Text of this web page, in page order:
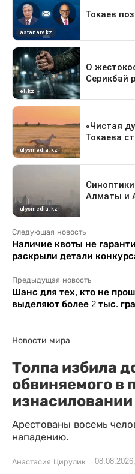
Следующая новость
Наличие квоты не
раскрыли детали
Предыдущая новость
Шанс для тех, кто не
выделяют более 2 тыс.
Новости мира
Толпа избила
обвиняемого в
Арестованы восемь
нападению.
Анастасия Цирулик